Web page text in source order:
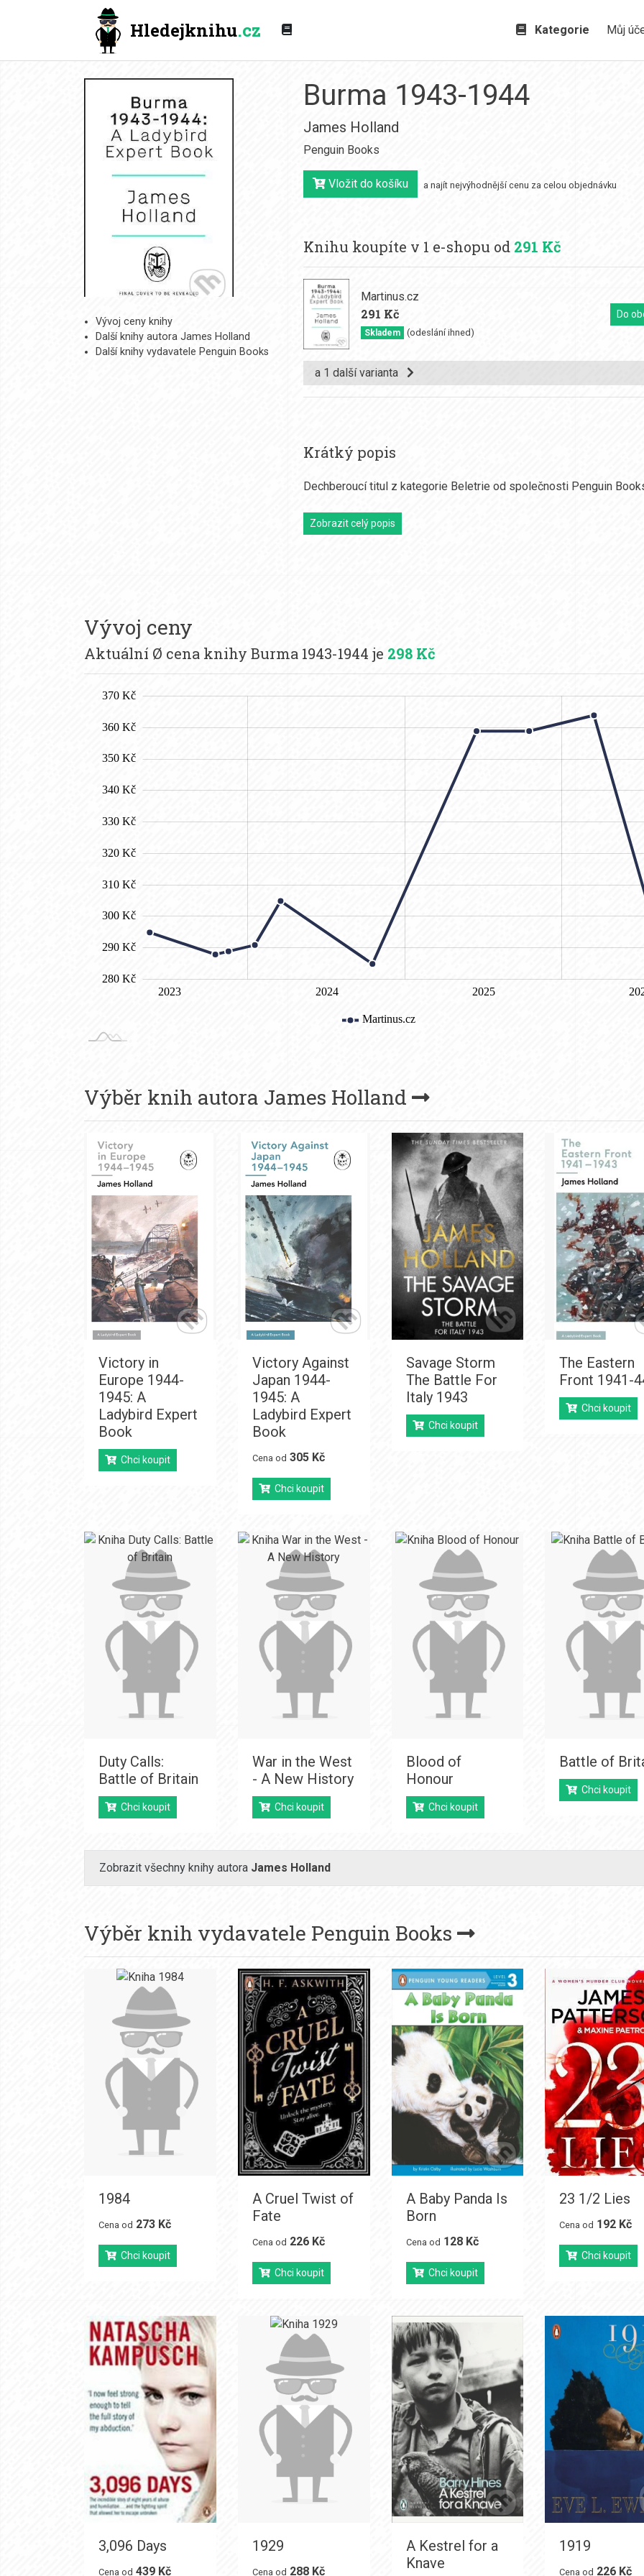
Hledejknihu.cz Kategorie Můj
Vývoj ceny knihy
Další knihy autora James Holland
Další knihy vydavatele Penguin Books
Burma 1943-1944
James Holland
Penguin Books
Vložit do košíku a najít nejvýhodnější cenu za celou objednávku
Knihu koupíte v 1 e-shopu od 291 Kč
Martinus.cz
291 Kč
Skladem (odeslání ihned)
Do
a 1 další varianta
Krátký popis
Dechberoucí titul z kategorie Beletrie od společnosti Penguin
Zobrazit celý popis
Vývoj ceny
Aktuální Ø cena knihy Burma 1943-1944 je 298 Kč
Výběr knih autora James Holland
Victory in
Europe 1944-
1945: A
Ladybird Expert
Book
Chci koupit
Victory Against
Japan 1944-
1945: A
Ladybird Expert
Book
Cena od 305 Kč
Chci koupit
Savage Storm
The Battle For
Italy 1943
Chci koupit
The Eastern
Front 1941-
Chci koupit
Duty Calls:
Battle of Britain
Chci koupit
War in the West
- A New History
Chci koupit
Blood of
Honour
Chci koupit
Battle of
Chci koupit
Zobrazit všechny knihy autora James Holland
Výběr knih vydavatele Penguin Books
1984
Cena od 273 Kč
Chci koupit
A Cruel Twist of
Fate
Cena od 226 Kč
Chci koupit
A Baby Panda Is
Born
Cena od 128 Kč
Chci koupit
23 1/2 Lies
Cena od 192 Kč
Chci koupit
3,096 Days
Cena od 439 Kč
1929
Cena od 288 Kč
A Kestrel for a
Knave
1919
Cena od 226 Kč